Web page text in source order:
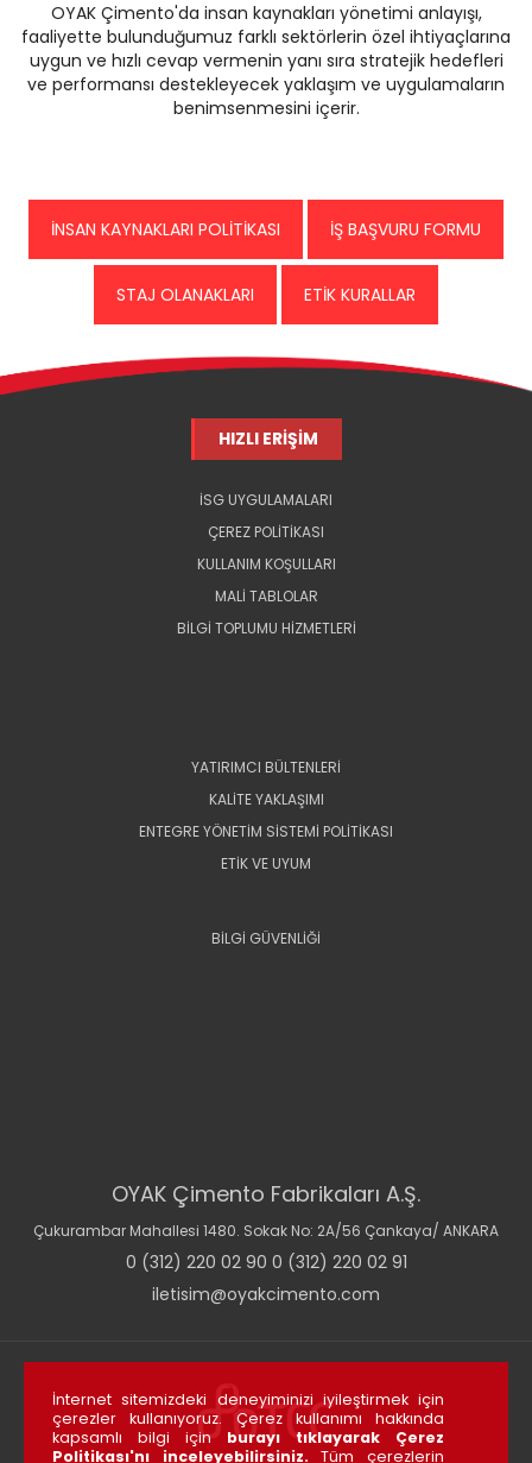
OYAK Çimento'da insan kaynakları yönetimi anlayışı,
faaliyette bulunduğumuz farklı sektörlerin özel ihtiyaçlarına
uygun ve hızlı cevap vermenin yanı sıra stratejik hedefleri
ve performansı destekleyecek yaklaşım ve uygulamaların
benimsenmesini içerir.
İNSAN KAYNAKLARI POLİTİKASI İŞ BAŞVURU FORMU
STAJ OLANAKLARI ETİK KURALLAR
HIZLI ERİŞİM
İSG UYGULAMALARI
ÇEREZ POLİTİKASI
KULLANIM KOŞULLARI
MALİ TABLOLAR
BİLGİ TOPLUMU HİZMETLERİ
YATIRIMCI BÜLTENLERİ
KALİTE YAKLAŞIMI
ENTEGRE YÖNETİM SİSTEMİ POLİTİKASI
ETİK VE UYUM
BİLGİ GÜVENLİĞİ
OYAK Çimento Fabrikaları A.Ş.
Çukurambar Mahallesi 1480. Sokak No: 2A/56 Çankaya/ ANKARA
0 (312) 220 02 90 0 (312) 220 02 91
iletisim@oyakcimento.com
İnternet sitemizdeki deneyiminizi iyileştirmek için
çerezler kullanıyoruz. Çerez kullanımı hakkında
kapsamlı bilgi için burayı tıklayarak Çerez
Politikası'nı inceleyebilirsiniz. Tüm çerezlerin